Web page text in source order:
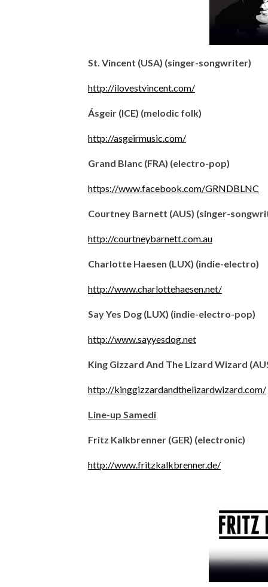
St. Vincent (USA) (singer-songwriter)
http://ilovestvincent.com/
Ásgeir (ICE) (melodic folk)
http://asgeirmusic.com/
Grand Blanc (FRA) (electro-pop)
https://www.facebook.com/GRNDBLNC
Courtney Barnett (AUS) (singer-
http://courtneybarnett.com.au
Charlotte Haesen (LUX) (indie-electro)
http://www.charlottehaesen.net/
Say Yes Dog (LUX) (indie-electro-pop)
http://www.sayyesdog.net
King Gizzard And The Lizard Wizard
http://kinggizzardandthelizardwizard.com/
Line-up Samedi
Fritz Kalkbrenner (GER) (electronic)
http://www.fritzkalkbrenner.de/